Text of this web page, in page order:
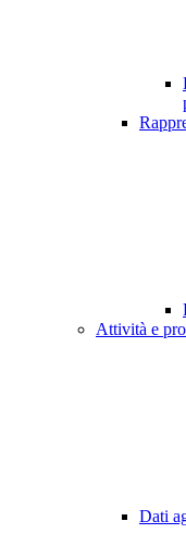
Attività e
Dati